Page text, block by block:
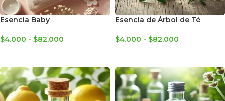
Esencia Baby
$4.000 - $82.000
Esencia de Árbol de Té
$4.000 - $82.000